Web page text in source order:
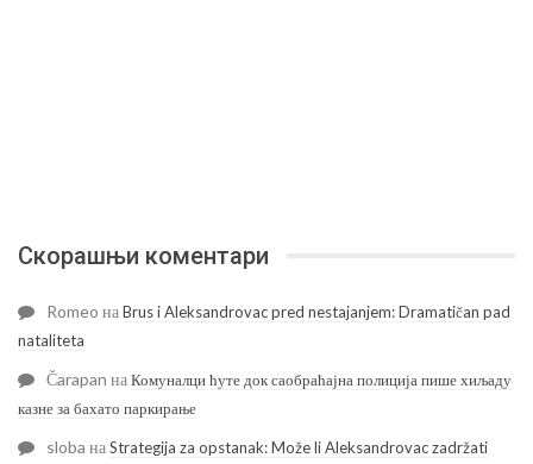
Скорашњи коментари
Romeo наBrus i Aleksandrovac pred nestajanjem: Dramatičan pad
nataliteta
Čarapan наКомуналци ћуте док саобраћајна полиција пише хиљаду
казне за бахато паркирање
sloba наStrategija za opstanak: Može li Aleksandrovac zadržati